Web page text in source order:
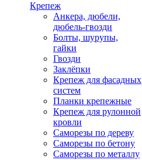
Крепеж
Анкера, дюбели,
дюбель-гвозди
Болты, шурупы,
гайки
Гвозди
Заклёпки
Крепеж для фасадных
систем
Планки крепежные
Крепеж для рулонной
кровли
Саморезы по дереву
Саморезы по бетону
Саморезы по металлу